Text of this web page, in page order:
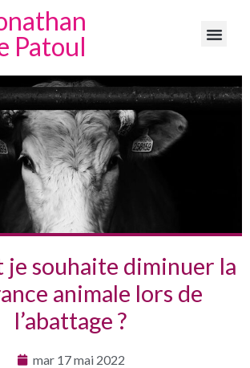
Patoul
je souhaite diminuer la
animale lors de
l’abattage ?
mar 17 mai 2022